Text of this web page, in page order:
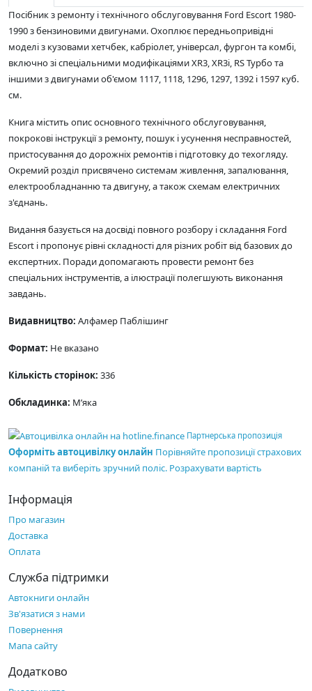
Посібник з ремонту і технічного обслуговування Ford Escort 1980-
1990 з бензиновими двигунами. Охоплює передньопривідні
моделі з кузовами хетчбек, кабріолет, універсал, фургон та комбі,
включно зі спеціальними модифікаціями XR3, XR3i, RS Турбо та
іншими з двигунами об'ємом 1117, 1118, 1296, 1297, 1392 і 1597 куб.
см.
Книга містить опис основного технічного обслуговування,
покрокові інструкції з ремонту, пошук і усунення несправностей,
пристосування до дорожніх ремонтів і підготовку до техогляду.
Окремий розділ присвячено системам живлення, запалювання,
електрообладнанню та двигуну, а також схемам електричних
з'єднань.
Видання базується на досвіді повного розбору і складання Ford
Escort і пропонує рівні складності для різних робіт від базових до
експертних. Поради допомагають провести ремонт без
спеціальних інструментів, а ілюстрації полегшують виконання
завдань.
Видавництво: Алфамер Паблішинг
Формат: Не вказано
Кількість сторінок: 336
Обкладинка: М’яка
Партнерська пропозиція
Оформіть автоцивілку онлайн Порівняйте пропозиції страхових
компаній та виберіть зручний поліс. Розрахувати вартість
Інформація
Про магазин
Доставка
Оплата
Служба підтримки
Автокниги онлайн
Зв'язатися з нами
Повернення
Мапа сайту
Додатково